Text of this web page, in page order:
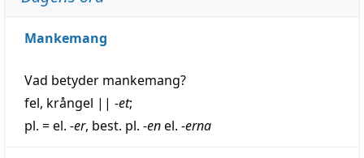
Mankemang
Vad betyder mankemang?
fel, krångel || -et;
pl. = el. -er, best. pl. -enel. -erna